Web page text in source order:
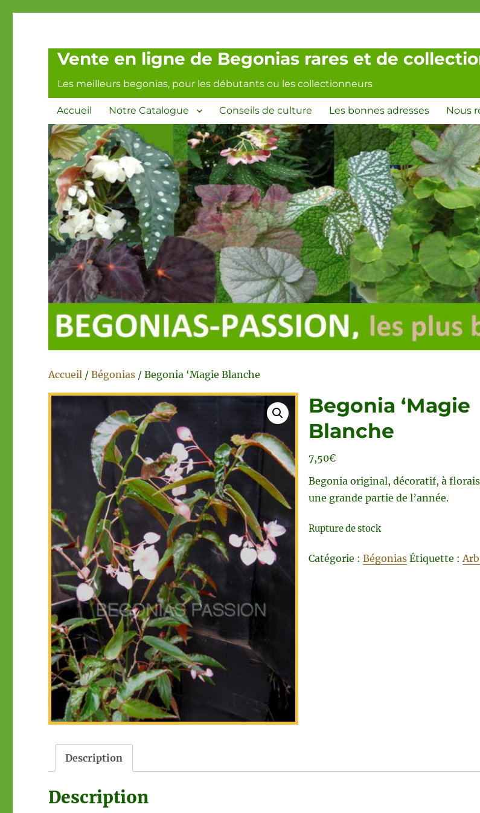
Vente en ligne de Begonias rares et de
Les meilleurs begonias, pour les débutants ou les collectionneurs
Accueil Notre Catalogue Conseils de culture Les bonnes adresses Nous
Accueil /Bégonias / Begonia ‘Magie Blanche
Begonia ‘Magie
Blanche
7,50€
Begonia original, décoratif, à
une grande partie de l’année.
Rupture de stock
Catégorie :Bégonias Étiquette :
Description
Description